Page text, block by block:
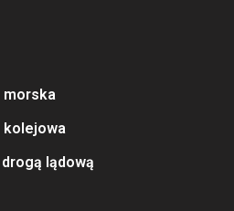
morska
kolejowa
drogą lądową